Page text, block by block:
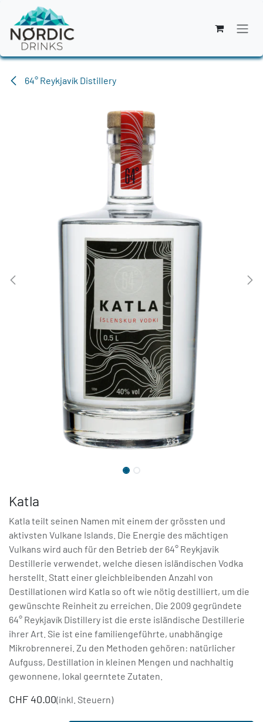
Zum Inhalt springen
64° Reykjavík Distillery
Katla
Katla teilt seinen Namen mit einem der grössten und
aktivsten Vulkane Islands. Die Energie des mächtigen
Vulkans wird auch für den Betrieb der 64° Reykjavik
Destillerie verwendet, welche diesen isländischen Vodka
herstellt. Statt einer gleichbleibenden Anzahl von
Destillationen wird Katla so oft wie nötig destilliert, um die
gewünschte Reinheit zu erreichen. Die 2009 gegründete
64° Reykjavík Distillery ist die erste isländische Destillerie
ihrer Art. Sie ist eine familiengeführte, unabhängige
Mikrobrennerei. Zu den Methoden gehören: natürlicher
Aufguss, Destillation in kleinen Mengen und nachhaltig
gewonnene, lokal geerntete Zutaten.
CHF 40.00(inkl. Steuern)